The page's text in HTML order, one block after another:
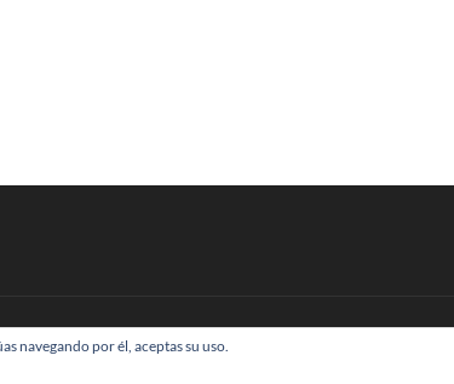
Freesia|WordPress| © Todos los derechos reservados
navegando por él, aceptas su uso.